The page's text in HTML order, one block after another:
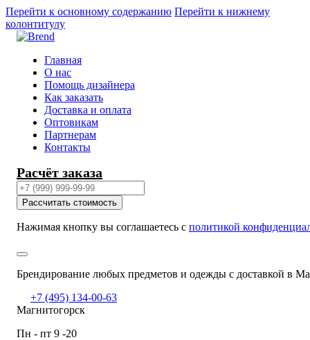
Перейти к основному содержанию Перейти к нижнему
колонтитулу
Главная
О нас
Помощь дизайнера
Как заказать
Доставка и оплата
Оптовикам
Партнерам
Контакты
Расчёт заказа
Рассчитать стоимость
Нажимая кнопку вы соглашаетесь с политикой
Брендирование любых предметов и одежды с доставкой в
+7 (495) 134-00-63
Магнитогорск
Пн - пт 9 -20